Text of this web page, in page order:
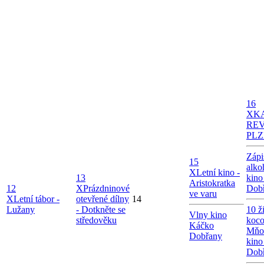
12
XLetní tábor -
Lužany
13
XPrázdninové
otevřené dílny
- Dotkněte se
středověku
14
15
XLetní kino -
Aristokratka
ve varu
Vlny kino
Káčko
Dobřany
16
X
10